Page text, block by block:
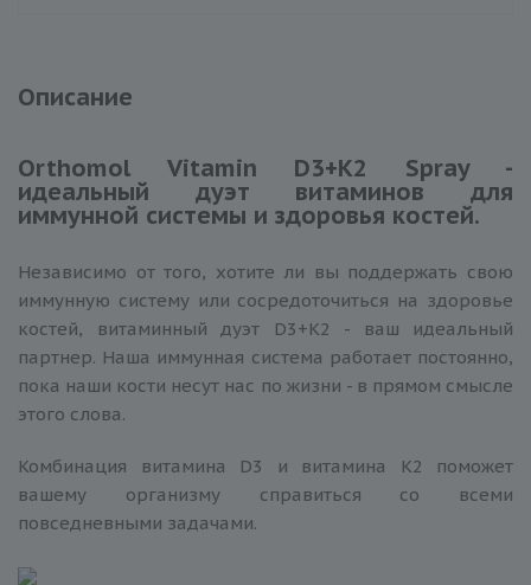
Описание
Orthomol Vitamin D3+K2 Spray -
идеальный дуэт витаминов для
иммунной системы и здоровья костей.
Независимо от того, хотите ли вы поддержать свою
иммунную систему или сосредоточиться на здоровье
костей, витаминный дуэт D3+K2 - ваш идеальный
партнер. Наша иммунная система работает постоянно,
пока наши кости несут нас по жизни - в прямом смысле
этого слова.
Комбинация витамина D3 и витамина K2 поможет
вашему организму справиться со всеми
повседневными задачами.